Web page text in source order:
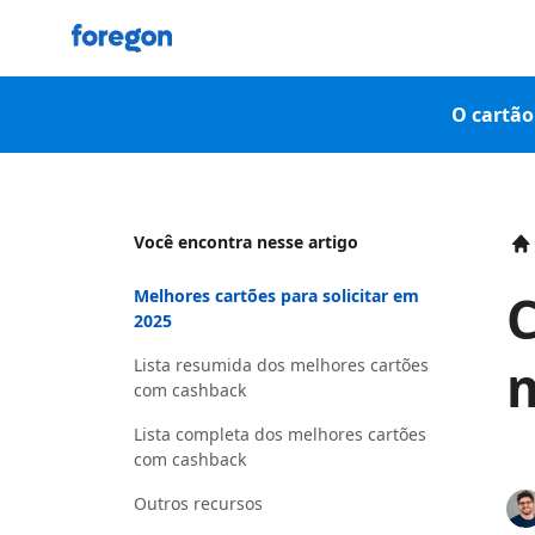
Foregon.com
O
Você encontra nesse artigo
Melhores cartões para solicitar em
2025
Lista resumida dos melhores cartões
com cashback
Lista completa dos melhores cartões
com cashback
Outros recursos